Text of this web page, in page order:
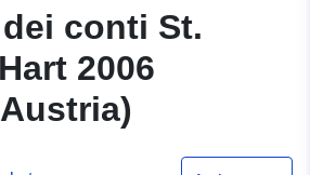
conti St.
2006